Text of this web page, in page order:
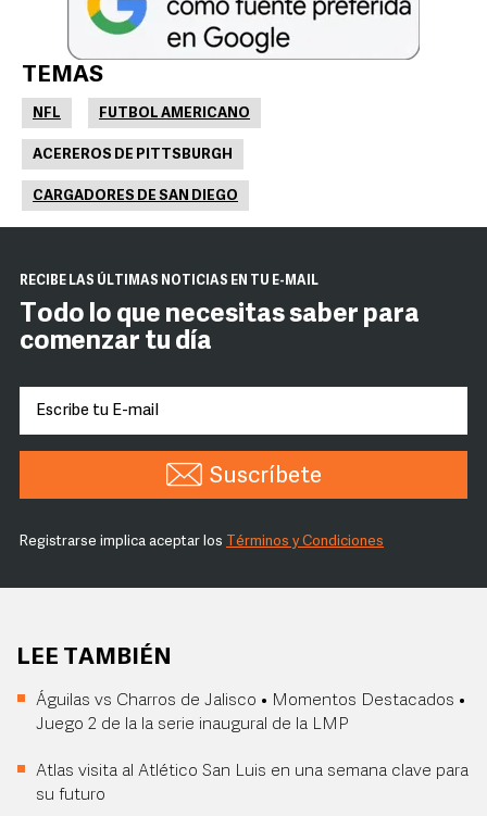
TEMAS
NFL FUTBOL AMERICANO
ACEREROS DE PITTSBURGH
CARGADORES DE SAN DIEGO
RECIBE LAS ÚLTIMAS NOTICIAS EN TU E-MAIL
Todo lo que necesitas saber para
comenzar tu día
Suscríbete
Registrarse implica aceptar los Términos y Condiciones
LEE TAMBIÉN
Águilas vs Charros de Jalisco • Momentos Destacados •
Juego 2 de la la serie inaugural de la LMP
Atlas visita al Atlético San Luis en una semana clave para
su futuro